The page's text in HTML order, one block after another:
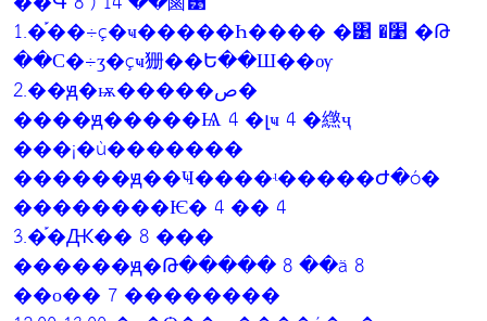
1.�֡��÷ç�ҹ�����Һ���� �͹ �׹ �Թ
��С�÷ӡ�çҹ㹪��Ե��Ш��ѹ
2.��ԭ�ѭ�����ص�
����ԭ�����Ѩ 4 �լҹ 4 �繺ҷ
���¡�ù�������
������ԭ��Ҹ����ʵ�����Ժ�ó�
��������Ѥ� 4 �� 4
3.�֡�Ԫ�� 8 ���
������ԭ�Թ����� 8 ��ä 8
��о�� 7 ��������